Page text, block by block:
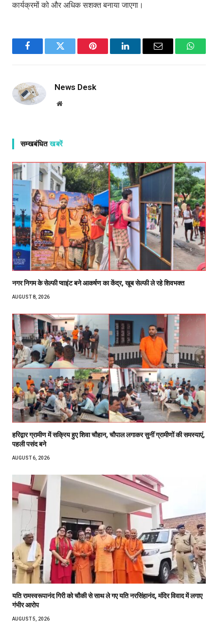
कार्यक्रमों को और अधिक सशक्त बनाया जाएगा।
FacebookTwitter Pinterest LinkedInEmail
News Desk
Website
सम्खबंधितखबरें
नगर निगम के सेल्फी प्वाइंट बने आकर्षण का केंद्र, खूब सेल्फी ले रहे शिवभक्त
AUGUST 8, 2026
हरिद्वार ग्रामीण में सक्रिय हुए शिवा चौहान, चौपाल लगाकर सुनीं ग्रामीणों की समस्याएं,
पहली पसंद बने
AUGUST 6, 2026
यति रामस्वरूपानंद गिरी को चौकी से साथ ले गए यति नरसिंहानंद, मंदिर विवाद में लगाए
गंभीर आरोप
AUGUST 5, 2026